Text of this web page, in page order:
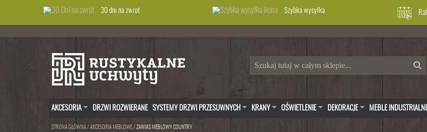
30 dni na zwrot Szybka wysyłka
AKCESORIA DRZWI ROZWIERANE SYSTEMY DRZWI PRZESUWNYCH KRANY OŚWIETLENIE DEKORACJE MEBLE
STRONA GŁÓWNA/ AKCESORIA MEBLOWE/ ZAWIAS MEBLOWY COUNTRY